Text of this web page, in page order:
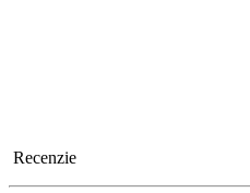
Recenzie